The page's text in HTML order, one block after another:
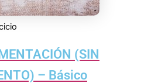
(SIN
– Básico